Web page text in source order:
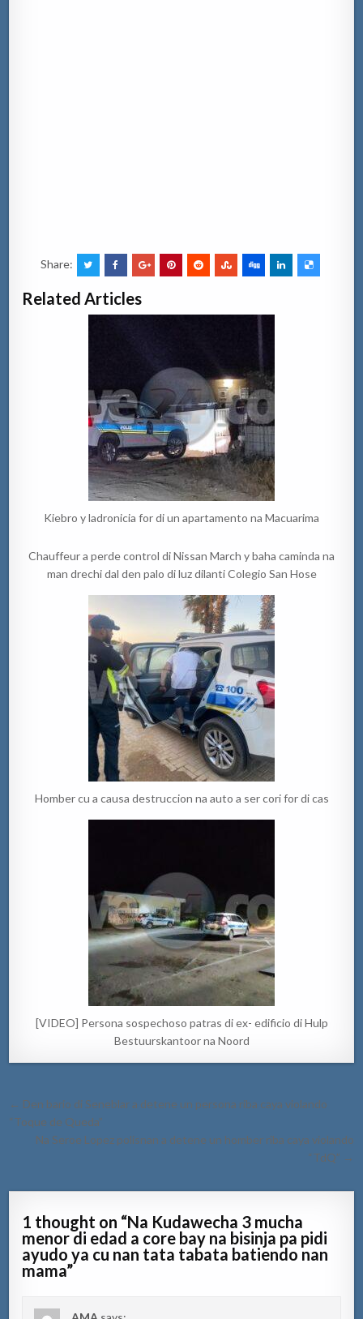
Share:
Related Articles
Kiebro y ladronicia for di un apartamento na Macuarima
Chauffeur a perde control di Nissan March y baha caminda na
man drechi dal den palo di luz dilanti Colegio San Hose
Homber cu a causa destruccion na auto a ser cori for di cas
[VIDEO] Persona sospechoso patras di ex- edificio di Hulp
Bestuurskantoor na Noord
Post
navigation
← Den bario di Seneblar a detene un persona riba caya violando
“Toque de Queda”
Na Seroe Lopez polisnan a detene un homber riba caya violando
“TdQ” →
1 thought on “Na Kudawecha 3 mucha
menor di edad a core bay na bisinja pa pidi
ayudo ya cu nan tata tabata batiendo nan
mama”